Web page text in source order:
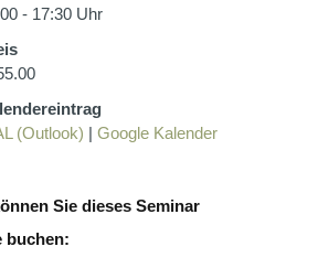
- 17:30 Uhr
(Outlook) | Google Kalender
Sie dieses Seminar
buchen: